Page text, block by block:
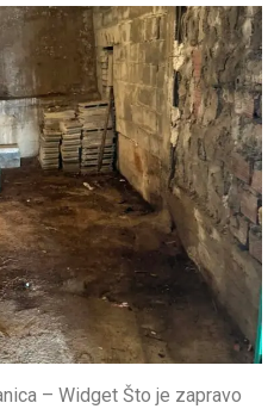
– Widget Što je zapravo